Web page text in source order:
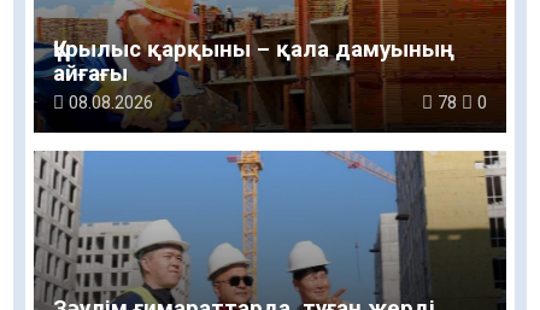
Құрылыс қарқыны – қала дамуының
айғағы
08.08.2026 78 0